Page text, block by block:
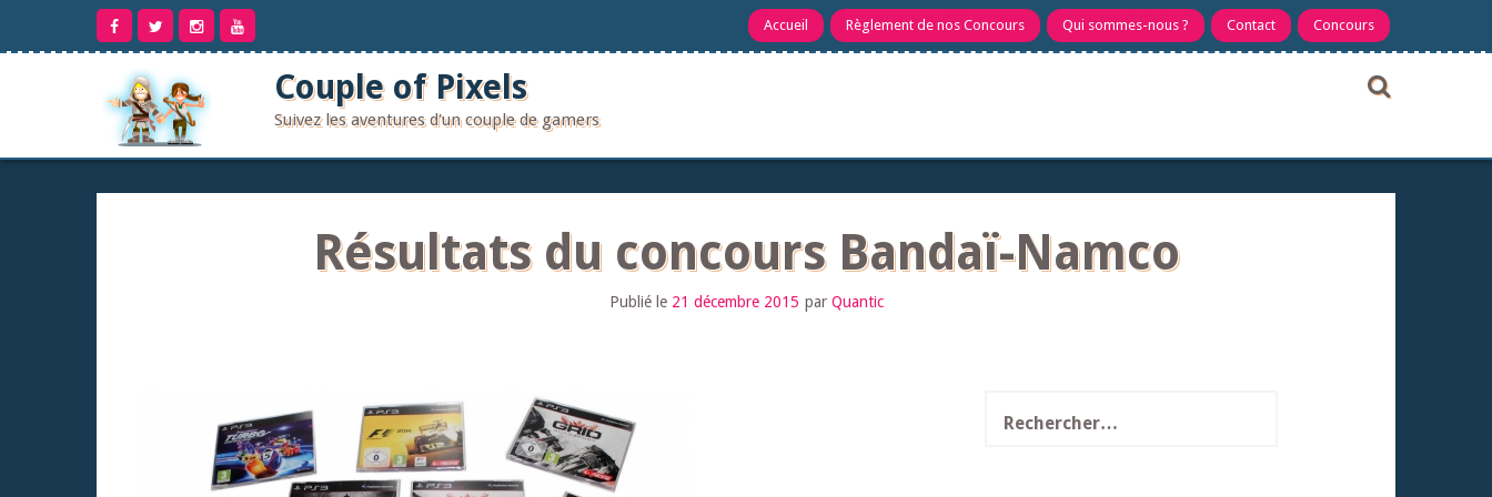
contenu
Accueil Règlement de nos Concours Qui sommes-nous ? Contact Concours
Couple of Pixels
Suivez les aventures d'un couple de gamers
Résultats du concours Bandaï-Namco
Publié le 21 décembre 2015 par Quantic